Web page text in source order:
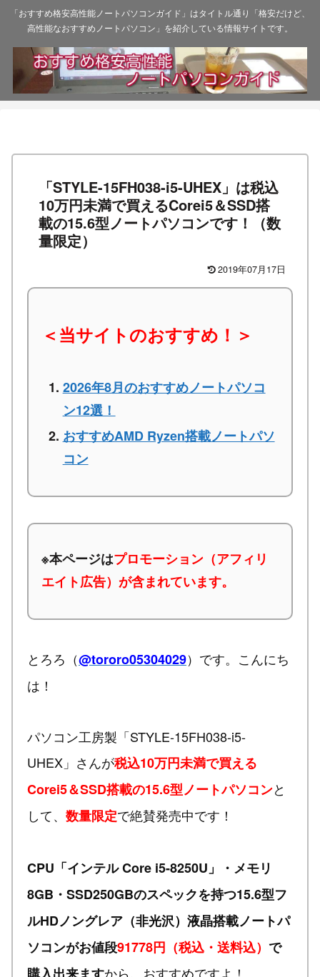
「おすすめ格安高性能ノートパソコンガイド」はタイトル通り「格安だけど、
高性能なおすすめノートパソコン」を紹介している情報サイトです。
「STYLE-15FH038-i5-UHEX」は税込
10万円未満で買えるCorei5＆SSD搭
載の15.6型ノートパソコンです！（数
量限定）
2019年07月17日
＜当サイトのおすすめ！＞
2026年8月のおすすめノートパソコ
ン12選！
おすすめAMD Ryzen搭載ノートパソ
コン
※本ページはプロモーション（アフィリ
エイト広告）が含まれています。
とろろ（@tororo05304029）です。こんにち
は！
パソコン工房製「STYLE-15FH038-i5-
UHEX」さんが税込10万円未満で買える
Corei5＆SSD搭載の15.6型ノートパソコンと
して、 数量限定で絶賛発売中です！
CPU「インテル Core i5-8250U」・メモリ
8GB・SSD250GBのスペックを持つ15.6型フ
ルHDノングレア（非光沢）液晶搭載ノートパ
ソコンがお値段91778円（税込・送料込） で
から、おすすめですよ！